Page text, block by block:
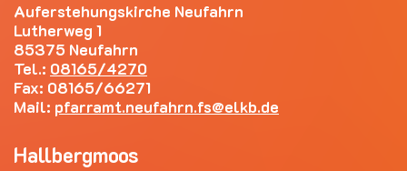
Auferstehungskirche Neufahrn
Lutherweg 1
85375 Neufahrn
Tel.: 08165/4270
Fax: 08165/66271
Mail: pfarramt.neufahrn.fs elkb.de
Hallbergmoos